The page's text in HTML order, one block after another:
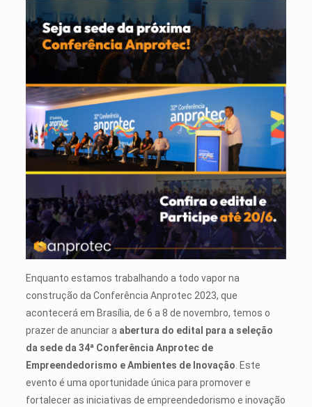
Enquanto estamos trabalhando a todo vapor na
construção da Conferência Anprotec 2023, que
acontecerá em Brasília, de 6 a 8 de novembro, temos o
prazer de anunciar a abertura do edital para a seleção
da sede da 34ª Conferência Anprotec de
Empreendedorismo e Ambientes de Inovação. Este
evento é uma oportunidade única para promover e
fortalecer as iniciativas de empreendedorismo e inovação